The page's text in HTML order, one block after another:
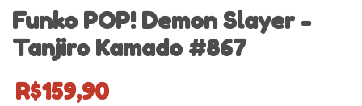
Funko POP! Demon Slayer -
Tanjiro Kamado #867
R$159,90